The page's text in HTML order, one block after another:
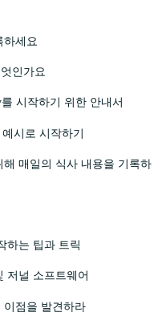
하세요
인가요
시작하기 위한 안내서
시로 시작하기
매일의 식사 내용을 기록하
하는 팁과 트릭
저널 소프트웨어
이점을 발견하라